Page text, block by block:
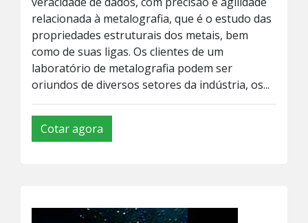
relacionada à metalografia, que é o estudo das
propriedades estruturais dos metais, bem
como de suas ligas. Os clientes de um
laboratório de metalografia podem ser
oriundos de diversos setores da indústria, os...
Cotar agora